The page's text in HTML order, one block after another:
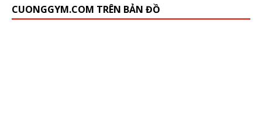
CUONGGYM.COM TRÊN BẢN ĐỒ